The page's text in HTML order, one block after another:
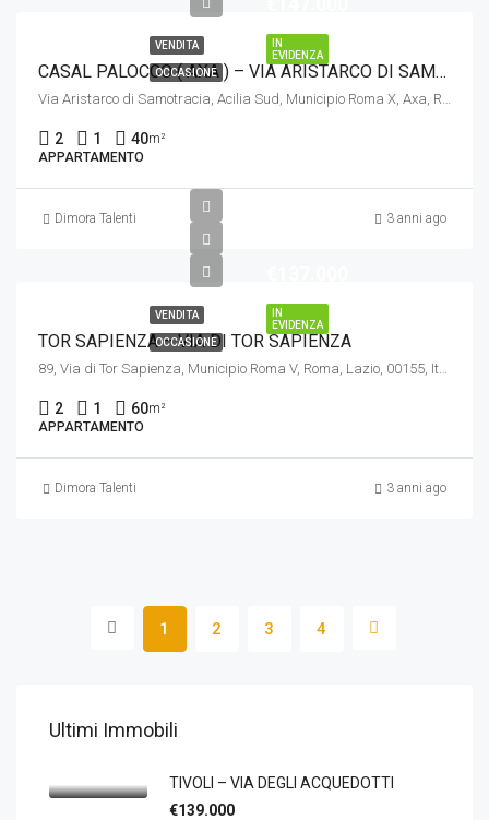
IN
EVIDENZA
VENDITA
OCCASIONE CASAL PALOCCO ( AXA ) – VIA ARISTARCO DI SAMOTRACIA
Via Aristarco di Samotracia, Acilia Sud, Municipio Roma X, Axa, Roma, Lazio, 00125, Italia
2 1 40m²
APPARTAMENTO
Dimora Talenti 3 anni ago
IN
EVIDENZA
VENDITA
OCCASIONE
TOR SAPIENZA – VIA DI TOR SAPIENZA
89, Via di Tor Sapienza, Municipio Roma V, Roma, Lazio, 00155, Italia
2 1 60m²
APPARTAMENTO
Dimora Talenti 3 anni ago
1 2 3 4
Ultimi Immobili
TIVOLI – VIA DEGLI ACQUEDOTTI
€139.000